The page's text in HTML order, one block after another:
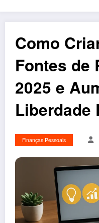
Como
Fontes de
2025 e
Liberdade
Finanças Pessoais